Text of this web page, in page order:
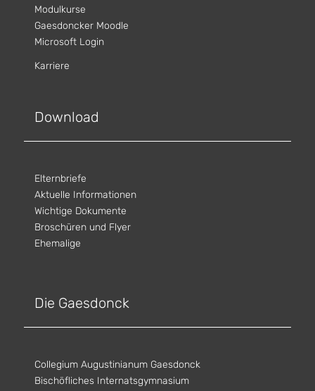
Modulkurse
Gaesdoncker Moodle
Microsoft Login
Karriere
Download
Elternbriefe
Aktuelle Informationen
Wichtige Dokumente
Broschüren und Flyer
Ehemalige
Die Gaesdonck
Collegium Augustinianum Gaesdonck
Bischöfliches Internatsgymnasium